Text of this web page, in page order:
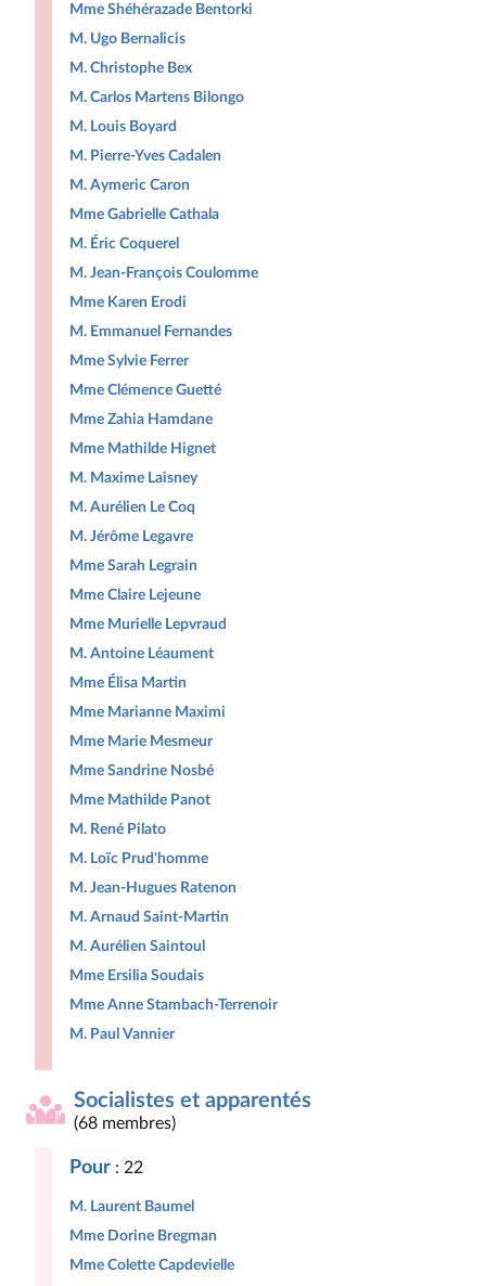
Mme Shéhérazade Bentorki
M. Ugo Bernalicis
M. Christophe Bex
M. Carlos Martens Bilongo
M. Louis Boyard
M. Pierre-Yves Cadalen
M. Aymeric Caron
Mme Gabrielle Cathala
M. Éric Coquerel
M. Jean-François Coulomme
Mme Karen Erodi
M. Emmanuel Fernandes
Mme Sylvie Ferrer
Mme Clémence Guetté
Mme Zahia Hamdane
Mme Mathilde Hignet
M. Maxime Laisney
M. Aurélien Le Coq
M. Jérôme Legavre
Mme Sarah Legrain
Mme Claire Lejeune
Mme Murielle Lepvraud
M. Antoine Léaument
Mme Élisa Martin
Mme Marianne Maximi
Mme Marie Mesmeur
Mme Sandrine Nosbé
Mme Mathilde Panot
M. René Pilato
M. Loïc Prud'homme
M. Jean-Hugues Ratenon
M. Arnaud Saint-Martin
M. Aurélien Saintoul
Mme Ersilia Soudais
Mme Anne Stambach-Terrenoir
M. Paul Vannier
Socialistes et apparentés
(68 membres)
Pour : 22
M. Laurent Baumel
Mme Dorine Bregman
Mme Colette Capdevielle